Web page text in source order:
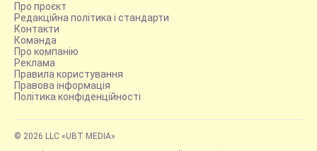
Про проєкт
Редакційна політика і стандарти
Контакти
Команда
Про компанію
Реклама
Правила користування
Правова інформація
Політика конфіденційності
© 2026 LLC «UBT MEDIA»